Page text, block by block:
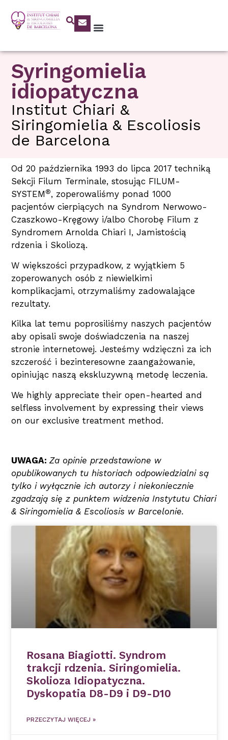
Syringomielia
idiopatyczna
Institut Chiari &
Siringomielia & Escoliosis
de Barcelona
Od 20 października 1993 do lipca 2017 techniką
Sekcji Filum Terminale, stosując FILUM-
SYSTEM ®, zoperowaliśmy ponad 1000
pacjentów cierpiących na Syndrom Nerwowo-
Czaszkowo-Kręgowy i/albo Chorobę Filum z
Syndromem Arnolda Chiari I, Jamistością
rdzenia i Skoliozą.
W większości przypadkow, z wyjątkiem 5
zoperowanych osób z niewielkimi
komplikacjami, otrzymaliśmy zadowalające
rezultaty.
Kilka lat temu poprosiliśmy naszych pacjentów
aby opisali swoje doświadczenia na naszej
stronie internetowej. Jesteśmy wdzięczni za ich
szczerość i bezinteresowne zaangażowanie,
opiniując naszą ekskluzywną metodę leczenia.
We highly appreciate their open-hearted and
selfless involvement by expressing their views
on our exclusive treatment method.
UWAGA:Za opinie przedstawione w
opublikowanych tu historiach odpowiedzialni są
tylko i wyłącznie ich autorzy i niekoniecznie
zgadzają się z punktem widzenia Instytutu Chiari
& Siringomielia & Escoliosis w Barcelonie.
Rosana Biagiotti. Syndrom
trakcji rdzenia. Siringomielia.
Skolioza Idiopatyczna.
Dyskopatia D8-D9 i D9-D10
PRZECZYTAJ WIĘCEJ »